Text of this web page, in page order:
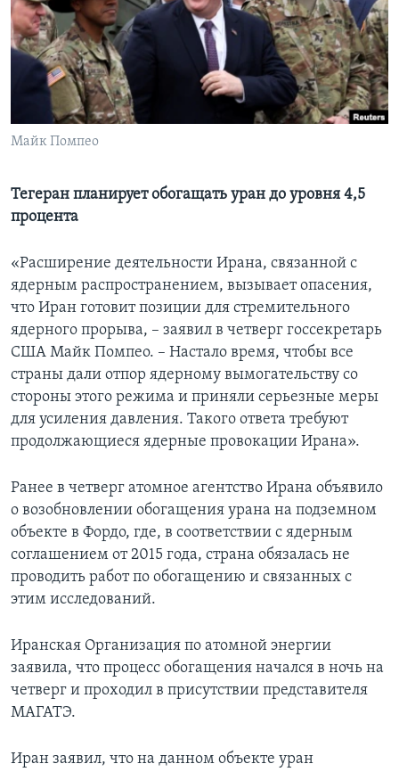
Learning English
СОЦИАЛЬНЫЕ СЕТИ
Майк Помпео
Тегеран планирует обогащать уран до уровня 4,5
процента
«Расширение деятельности Ирана, связанной с
ядерным распространением, вызывает опасения,
что Иран готовит позиции для стремительного
ядерного прорыва, – заявил в четверг госсекретарь
США Майк Помпео. – Настало время, чтобы все
страны дали отпор ядерному вымогательству со
стороны этого режима и приняли серьезные меры
для усиления давления. Такого ответа требуют
продолжающиеся ядерные провокации Ирана».
Ранее в четверг атомное агентство Ирана объявило
о возобновлении обогащения урана на подземном
объекте в Фордо, где, в соответствии с ядерным
соглашением от 2015 года, страна обязалась не
проводить работ по обогащению и связанных с
этим исследований.
Иранская Организация по атомной энергии
заявила, что процесс обогащения начался в ночь на
четверг и проходил в присутствии представителя
МАГАТЭ.
Иран заявил, что на данном объекте уран